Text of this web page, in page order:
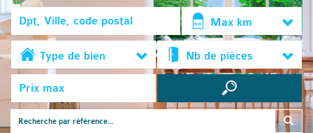
Max km
Type de bien Nb de pièces